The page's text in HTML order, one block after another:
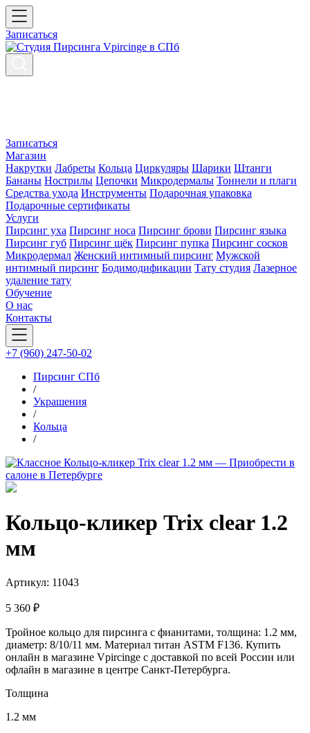
Записаться
Записаться
Магазин
Накрутки Лабреты Кольца Циркуляры Шарики Штанги
Бананы Нострилы Цепочки Микродермалы Тоннели и плаги
Средства ухода Инструменты Подарочная упаковка
Подарочные сертификаты
Услуги
Пирсинг уха Пирсинг носа Пирсинг брови Пирсинг языка
Пирсинг губ Пирсинг щёк Пирсинг пупка Пирсинг сосков
Микродермал Женский интимный пирсинг Мужской
интимный пирсинг Бодимодификации Тату студия Лазерное
удаление тату
Обучение
О нас
Контакты
+7 (960) 247-50-02
Пирсинг СПб
/
Украшения
/
Кольца
/
Кольцо-кликер Trix clear 1.2
мм
Артикул: 11043
5 360 ₽
Тройное кольцо для пирсинга с фианитами, толщина: 1.2 мм,
диаметр: 8/10/11 мм. Материал титан ASTM F136. Купить
онлайн в магазине Vpircinge с доставкой по всей России или
офлайн в магазине в центре Санкт-Петербурга.
Толщина
1.2 мм